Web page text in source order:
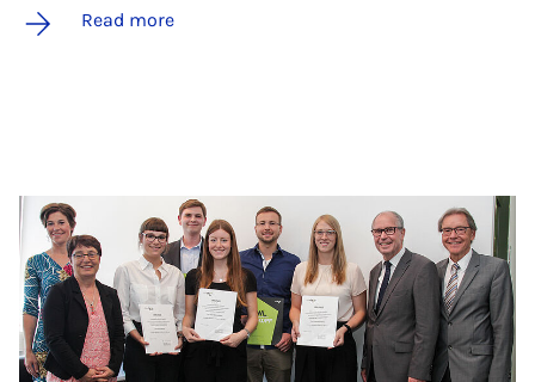
Read more